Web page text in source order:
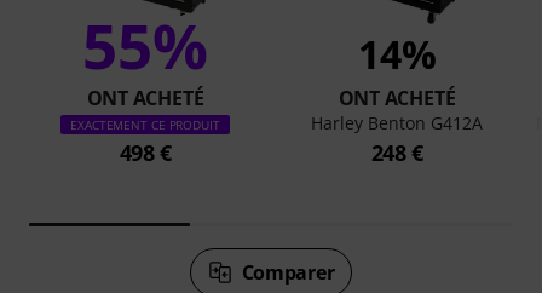
55%
ONT ACHETÉ
EXACTEMENT CE PRODUIT
498 €
14%
ONT ACHETÉ
Harley Benton G412A
248 €
Comparer